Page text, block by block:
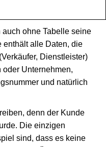
ohne Tabelle seine
enthält alle Daten, die
Dienstleister)
Unternehmen,
und natürlich
denn der Kunde
Die einzigen
sind, dass es keine